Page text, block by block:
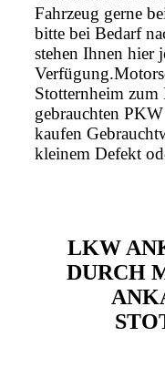
Fahrzeug gerne
bitte bei Bedarf
stehen Ihnen hier
Stotternheim
gebrauchten
kaufen
kleinem Defekt
LKW
DURCH